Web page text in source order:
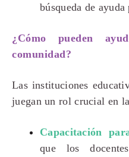
búsqueda de
¿Cómo pueden
comunidad?
Las instituciones
juegan un rol crucial en
Capacitación
que los